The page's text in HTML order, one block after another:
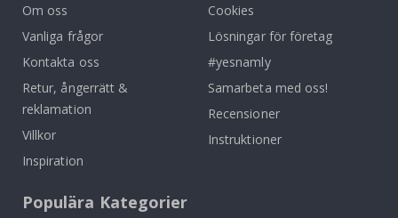
Om oss
Vanliga frågor
Kontakta oss
Retur, ångerrätt &
reklamation
Villkor
Inspiration
Cookies
Lösningar för företag
#yesnamly
Samarbeta med oss!
Recensioner
Instruktioner
Populära Kategorier